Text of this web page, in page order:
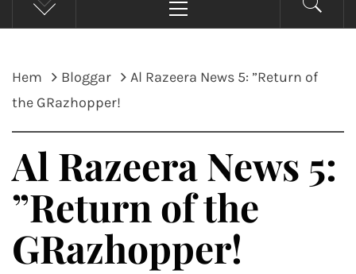
meny
Hem Bloggar
Al Razeera News 5: ”Return of
the GRazhopper!
Al Razeera News 5:
”Return of the
GRazhopper!